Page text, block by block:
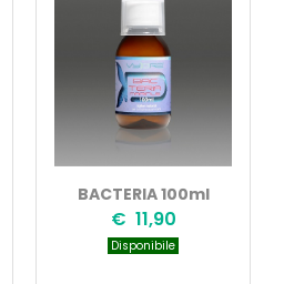
BACTERIA 100ml
€ 11,90
Disponibile